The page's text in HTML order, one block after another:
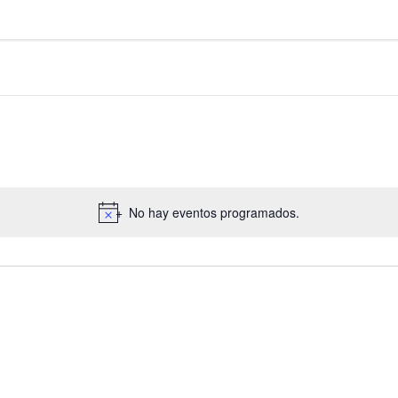
No hay eventos programados.